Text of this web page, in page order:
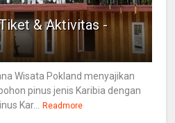
& Aktivitas -
Wisata Pokland menyajikan
pinus jenis Karibia dengan
Kar...
Readmore